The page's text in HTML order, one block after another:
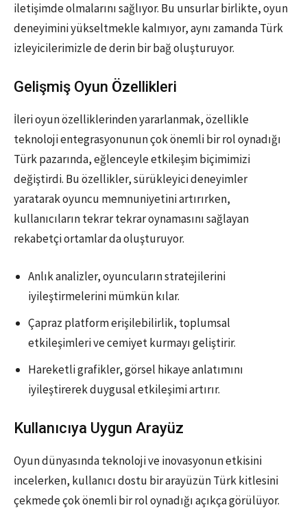
iletişimde olmalarını sağlıyor. Bu unsurlar birlikte, oyun
deneyimini yükseltmekle kalmıyor, aynı zamanda Türk
izleyicilerimizle de derin bir bağ oluşturuyor.
Gelişmiş Oyun Özellikleri
İleri oyun özelliklerinden yararlanmak, özellikle
teknoloji entegrasyonunun çok önemli bir rol oynadığı
Türk pazarında, eğlenceyle etkileşim biçimimizi
değiştirdi. Bu özellikler, sürükleyici deneyimler
yaratarak oyuncu memnuniyetini artırırken,
kullanıcıların tekrar tekrar oynamasını sağlayan
rekabetçi ortamlar da oluşturuyor.
Anlık analizler, oyuncuların stratejilerini
iyileştirmelerini mümkün kılar.
Çapraz platform erişilebilirlik, toplumsal
etkileşimleri ve cemiyet kurmayı geliştirir.
Hareketli grafikler, görsel hikaye anlatımını
iyileştirerek duygusal etkileşimi artırır.
Kullanıcıya Uygun Arayüz
Oyun dünyasında teknoloji ve inovasyonun etkisini
incelerken, kullanıcı dostu bir arayüzün Türk kitlesini
çekmede çok önemli bir rol oynadığı açıkça görülüyor.